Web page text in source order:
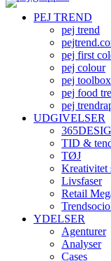
PEJ TREND
pej trend
pej first
pej colour
pej toolbox
pej food
pej
UDGIVELSER
TID &
TØJ
Kreativitet
Livsfaser
Retail
YDELSER
Agenturer
Analyser
Cases